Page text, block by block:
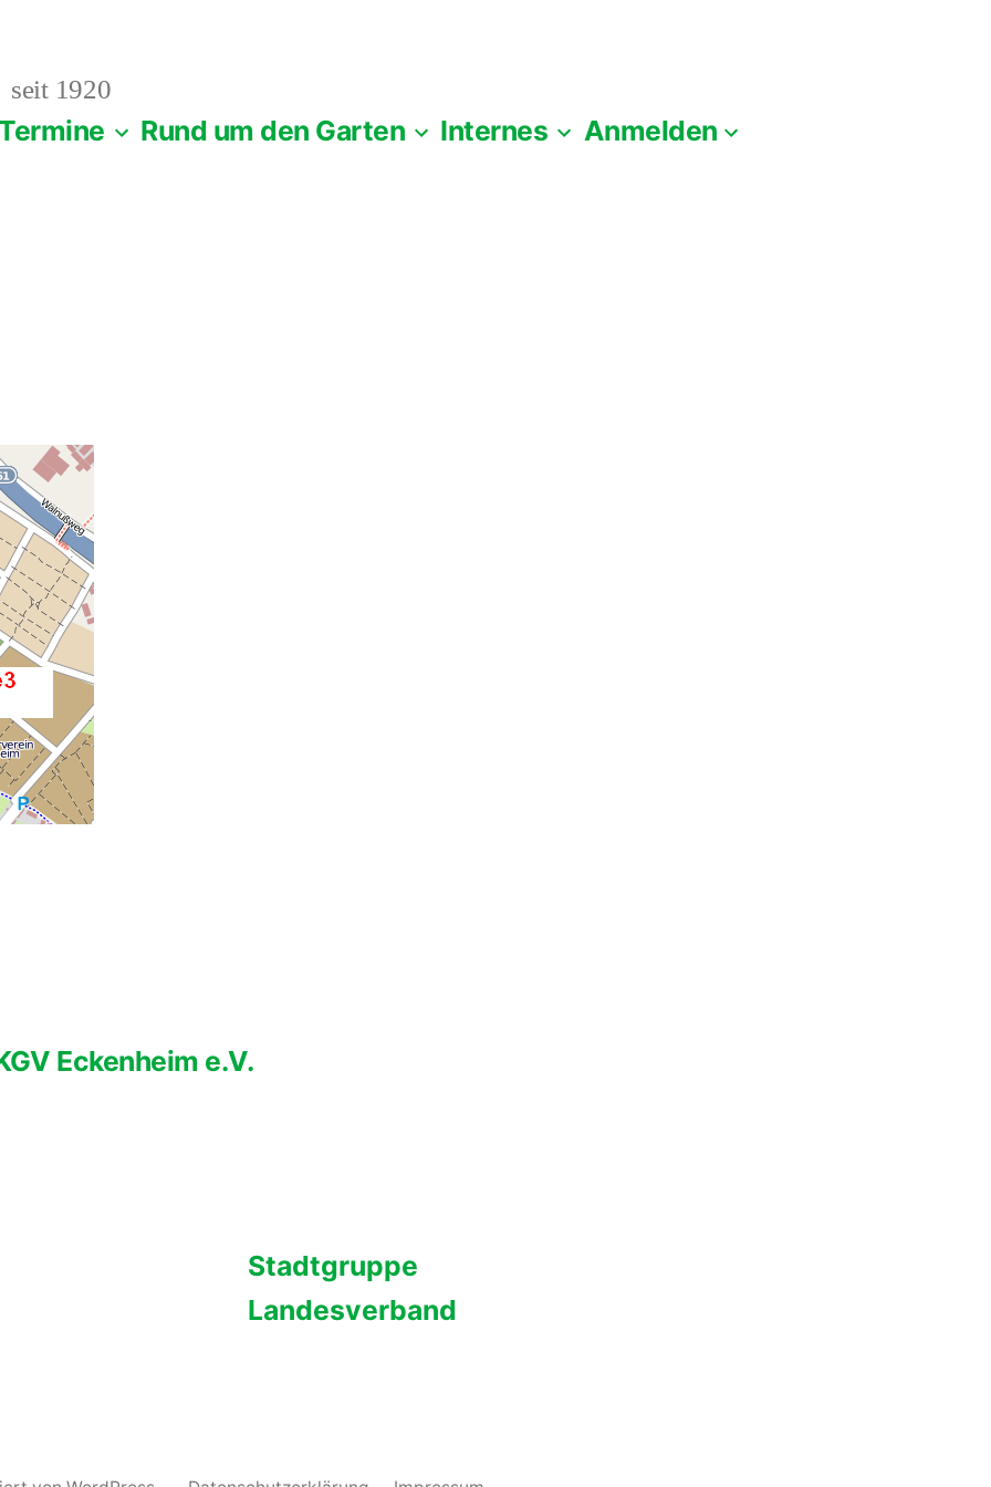
seit 1920
Rund um den Garten Internes Anmelden
Eckenheim e.V.
Stadtgruppe
Landesverband